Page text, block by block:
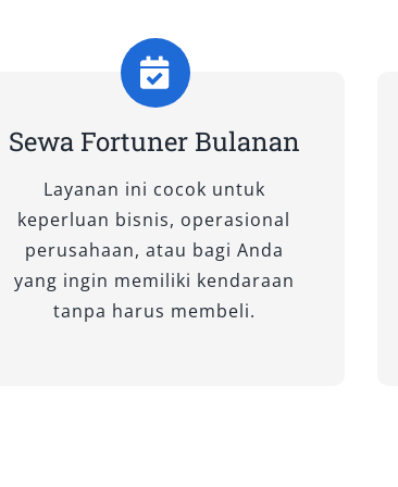
luar kota seperti Aceh
tipe Fortuner terbaik
dan kenyamanan.
performa stabil
Sewa Fortuner Bulanan
Layanan ini cocok untuk
keperluan bisnis, operasional
perusahaan, atau bagi Anda
yang ingin memiliki kendaraan
tanpa harus membeli.